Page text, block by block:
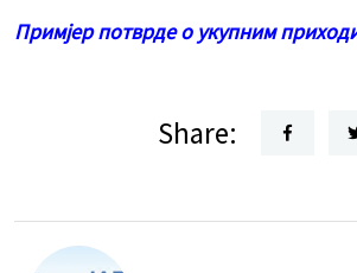
Примјер потврде о укупним
Share: